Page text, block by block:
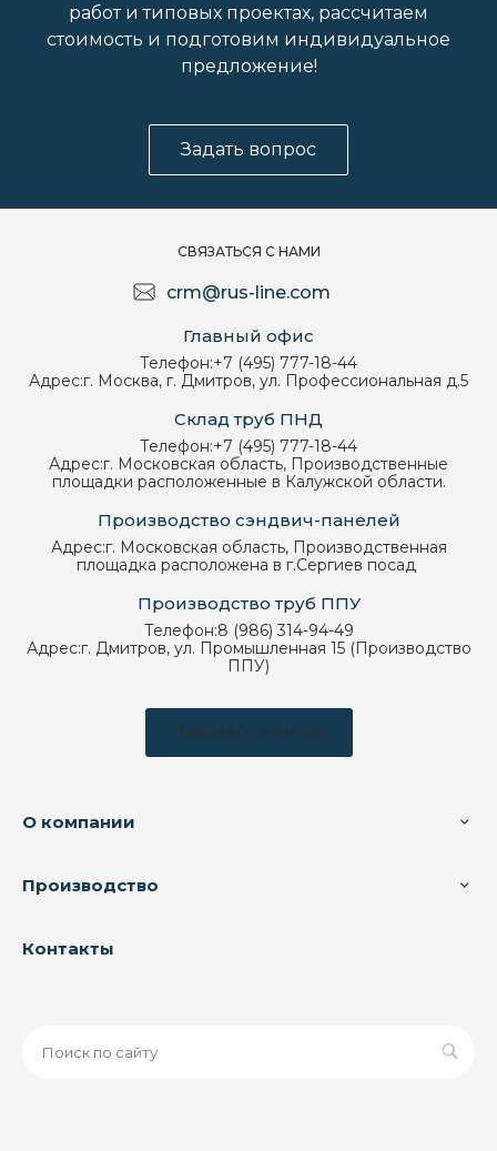
работ и типовых проектах, рассчитаем
стоимость и подготовим индивидуальное
предложение!
Задать вопрос
СВЯЗАТЬСЯ С НАМИ
crm@rus-line.com
Главный офис
Телефон:+7 (495) 777-18-44
Адрес:г. Москва, г. Дмитров, ул. Профессиональная д.5
Склад труб ПНД
Телефон:+7 (495) 777-18-44
Адрес:г. Московская область, Производственные
площадки расположенные в Калужской области.
Производство сэндвич-панелей
Адрес:г. Московская область, Производственная
площадка расположена в г.Сергиев посад
Производство труб ППУ
Телефон:8 (986) 314-94-49
Адрес:г. Дмитров, ул. Промышленная 15 (Производство
ППУ)
Заказать звонок
О компании
Производство
Контакты